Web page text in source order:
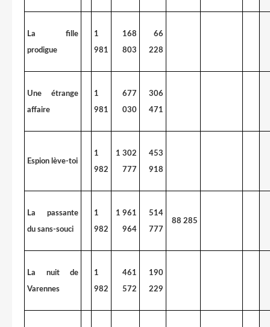
La fille
prodigue
1
981
168
803
66
228
Une étrange
affaire
1
981
677
030
306
471
Espion lève-toi
1
982
1 302
777
453
918
La passante
du sans-souci
1
982
1 961
964
514
777
88 285
La nuit de
Varennes
1
982
461
572
190
229